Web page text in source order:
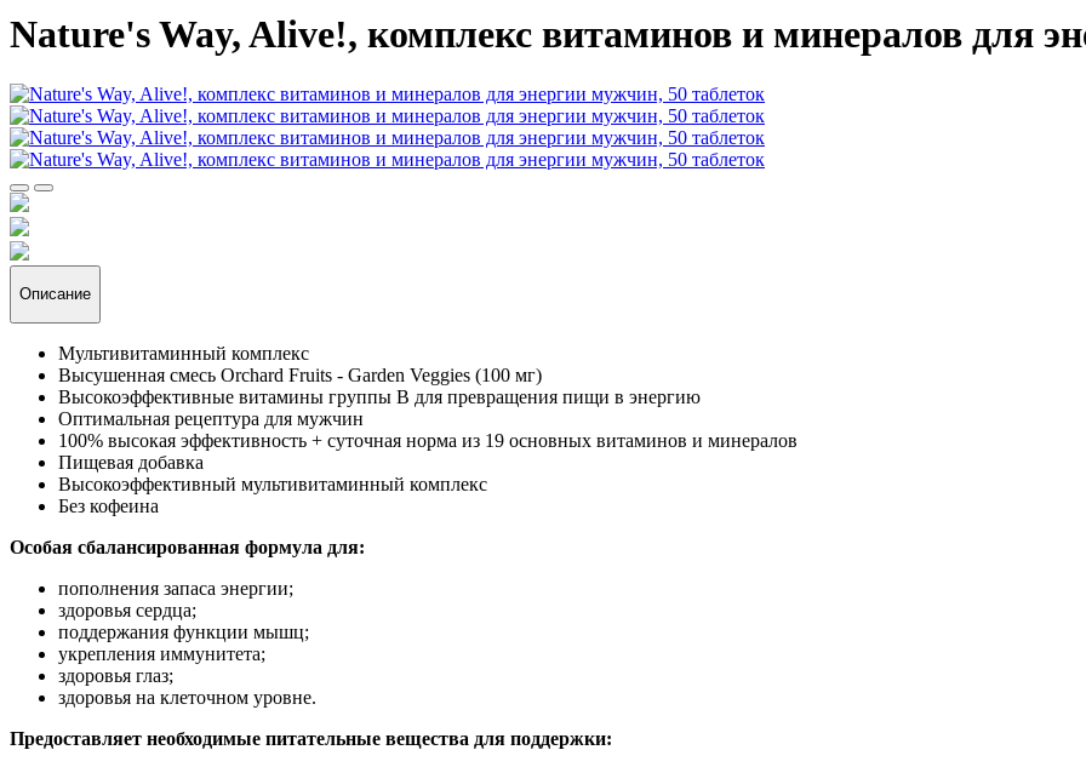
Nature's Way, Alive!, комплекс витаминов и минералов для
Описание
Мультивитаминный комплекс
Высушенная смесь Orchard Fruits - Garden Veggies (100 мг)
Высокоэффективные витамины группы B для превращения пищи в энергию
Оптимальная рецептура для мужчин
100% высокая эффективность + суточная норма из 19 основных витаминов и минералов
Пищевая добавка
Высокоэффективный мультивитаминный комплекс
Без кофеина
Особая сбалансированная формула для:
пополнения запаса энергии;
здоровья сердца;
поддержания функции мышц;
укрепления иммунитета;
здоровья глаз;
здоровья на клеточном уровне.
Предоставляет необходимые питательные вещества для поддержки: